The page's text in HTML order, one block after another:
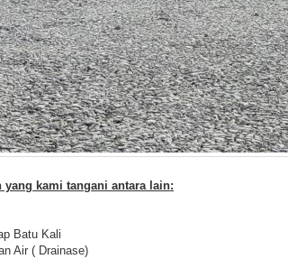
yang kami tangani antara lain:
Batu Kali
Air ( Drainase)